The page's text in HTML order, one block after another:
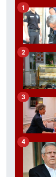
1
2
3
4